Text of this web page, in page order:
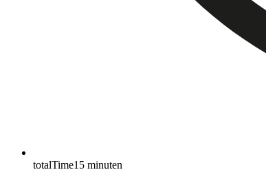
totalTime15 minuten